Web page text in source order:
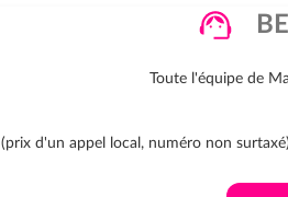
Toute l'équipe de
(prix d'un appel local, numéro non